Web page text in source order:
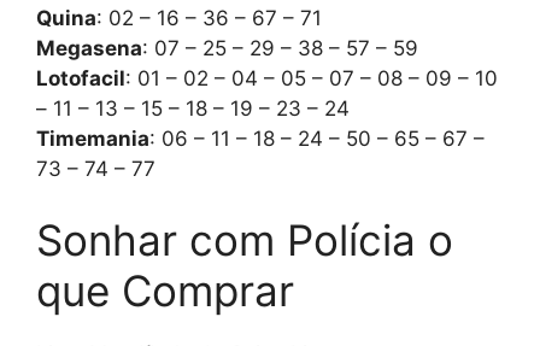
Quina: 02 – 16 – 36 – 67 – 71
Megasena: 07 – 25 – 29 – 38 – 57 – 59
Lotofacil: 01 – 02 – 04 – 05 – 07 – 08 – 09 – 10
– 11 – 13 – 15 – 18 – 19 – 23 – 24
Timemania: 06 – 11 – 18 – 24 – 50 – 65 – 67 –
73 – 74 – 77
Sonhar com Polícia o
que Comprar